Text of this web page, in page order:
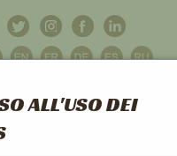
ALL'USO DEI